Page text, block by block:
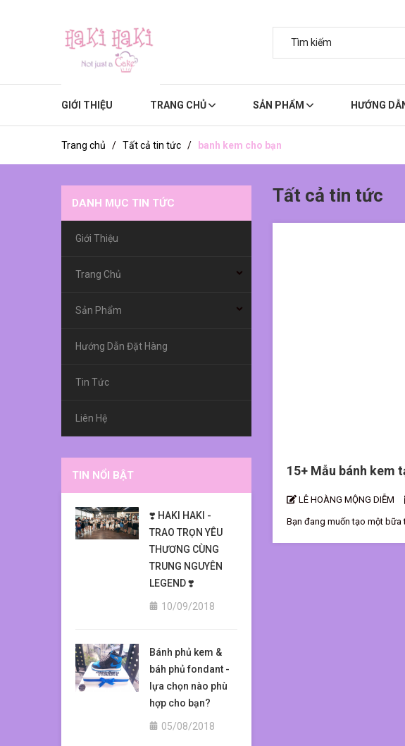
GIỚI THIỆU TRANG CHỦ SẢN PHẨM HƯỚNG
Trang chủ / Tất cả tin tức / banh kem cho bạn
Tất cả tin tức
15+ Mẫu bánh kem
LÊ HOÀNG MỘNG DIỄM
Bạn đang muốn tạo một
DANH MỤC TIN TỨC
Giới Thiệu
Trang Chủ
Sản Phẩm
Hướng Dẫn Đặt Hàng
Tin Tức
Liên Hệ
TIN NỔI BẬT
❣️ HAKI HAKI -
TRAO TRỌN YÊU
THƯƠNG CÙNG
TRUNG NGUYÊN
LEGEND ❣️
10/09/2018
Bánh phủ kem &
báh phủ fondant -
lựa chọn nào phù
hợp cho bạn?
05/08/2018